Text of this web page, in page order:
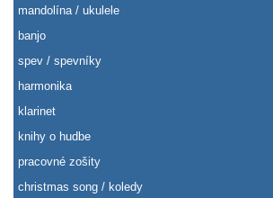
mandolína / ukulele
banjo
spev / spevníky
harmonika
klarinet
knihy o hudbe
pracovné zošity
christmas song / koledy